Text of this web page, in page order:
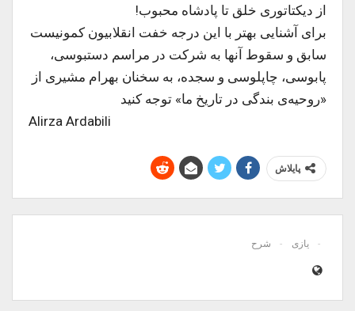
از دیکتاتوری خلق تا پادشاه محبوب!
برای آشنایی بهتر با این درجه خفت انقلابیون کمونیست
سابق و سقوط آنها به شرکت در مراسم دستبوسی،
پابوسی، چاپلوسی و سجده، به سخنان بهرام مشیری از
«روحیه‌ی بندگی در تاریخ ما» توجه کنید
Alirza Ardabili
پایلاش
یازی شرح